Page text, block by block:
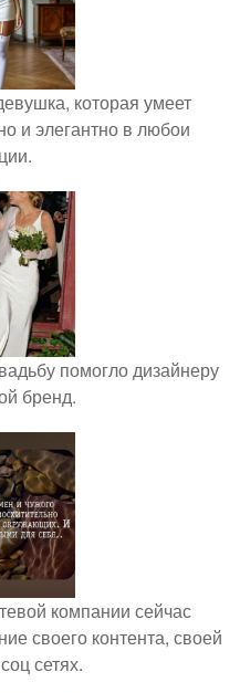
которая умеет
и элегантно в любои
помогло дизайнеру
бренд.
компании сейчас
своего контента, своей
сетях.